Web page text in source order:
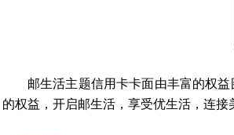
邮生活主题信用卡卡面由丰富的权
的权益，开启邮生活，享受优生活，连接